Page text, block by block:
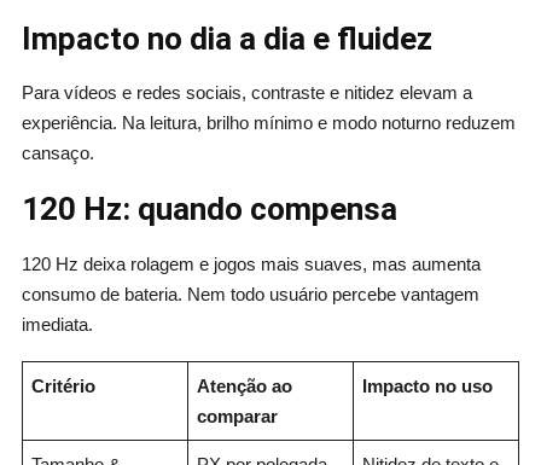
Impacto no dia a dia e fluidez
Para vídeos e redes sociais, contraste e nitidez elevam a
experiência. Na leitura, brilho mínimo e modo noturno reduzem
cansaço.
120 Hz: quando compensa
120 Hz deixa rolagem e jogos mais suaves, mas aumenta
consumo de bateria. Nem todo usuário percebe vantagem
imediata.
Critério
Atenção ao
comparar
Impacto no uso